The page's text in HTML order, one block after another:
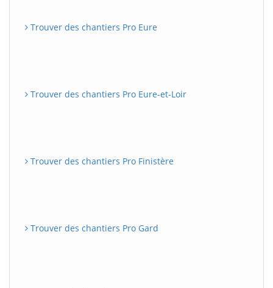
Trouver des chantiers Pro Eure
Trouver des chantiers Pro Eure-et-Loir
Trouver des chantiers Pro Finistère
Trouver des chantiers Pro Gard